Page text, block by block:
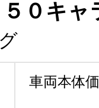
５０キ
車両本体